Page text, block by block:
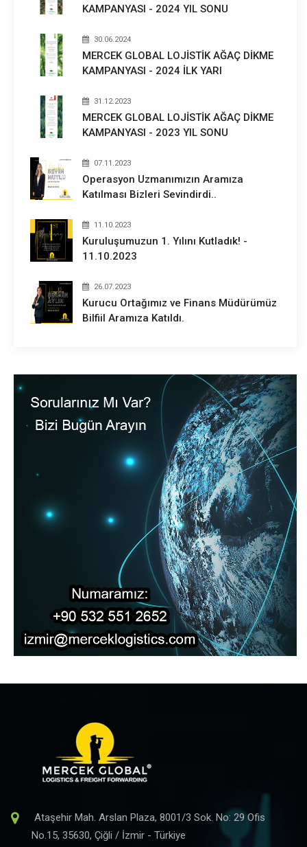
KAMPANYASI - 2024 YIL SONU
30.06.2024
MERCEK GLOBAL LOJİSTİK AĞAÇ DİKME
KAMPANYASI - 2024 İLK YARI
31.12.2023
MERCEK GLOBAL LOJİSTİK AĞAÇ DİKME
KAMPANYASI - 2023 YIL SONU
07.11.2023
Operasyon Uzmanımızın Aramıza
Katılması Bizleri Sevindirdi..
11.10.2023
Kuruluşumuzun 1. Yılını Kutladık! -
11.10.2023
26.07.2023
Kurucu Ortağımız ve Finans Müdürümüz
Bilfiil Aramıza Katıldı.
Ataşehir Mah. Arslan Plaza, 8001/3 Sok. No: 29 Ofis
No.15, 35630, Çiğli / İzmir - Türkiye